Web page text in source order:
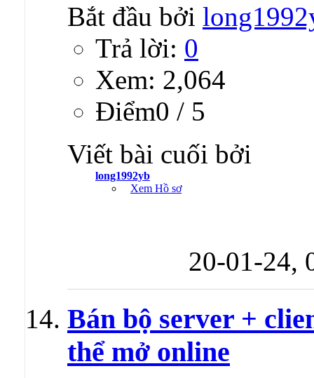
Bắt đầu bởi
Trả lời: 0
Xem: 2,064
Ðiểm0 / 5
Viết bài cuối bởi
long1992yb
Xem Hồ sơ
20-01-24,
Bán bộ server +
thể mở online